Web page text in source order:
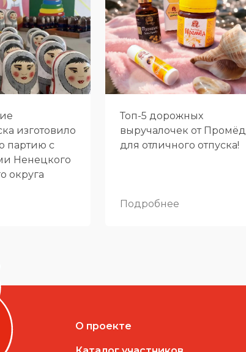
изготовило
партию с
Ненецкого
округа
Топ-5 дорожных
выручалочек от Промёд
для отличного отпуска!
Подробнее
О проекте